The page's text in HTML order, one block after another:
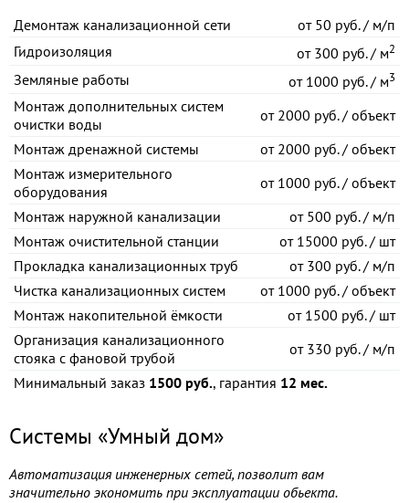
Демонтаж канализационной сети
от50 руб. / м/п
Гидроизоляция
от300 руб. / м2
Земляные работы от1000 руб. / м3
Монтаж дополнительных систем
очистки воды
от2000 руб. / объект
Монтаж дренажной системы
от2000 руб. / объект
Монтаж измерительного
оборудования
от1000 руб. / объект
Монтаж наружной канализации
от500 руб. / м/п
Монтаж очистительной станции
от15000 руб. / шт
Прокладка канализационных труб
от300 руб. / м/п
Чистка канализационных систем
от1000 руб. / объект
Монтаж накопительной ёмкости
от1500 руб. / шт
Организация канализационного
стояка с фановой трубой
от330 руб. / м/п
Минимальный заказ 1500 руб., гарантия 12 мес.
Системы «Умный дом»
Автоматизация инженерных сетей, позволит вам
значительно экономить при эксплуатации обьекта.